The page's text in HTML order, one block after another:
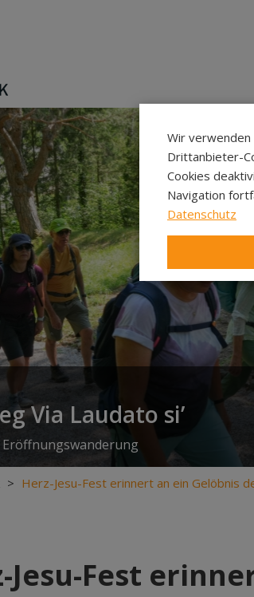
Via Laudato si’
Eröffnungswanderung
> Herz-Jesu-Fest erinnert an ein Gelöbnis
Jesu-Fest
Wir verwenden
Drittanbieter-
Cookies
Navigation
Datenschutz